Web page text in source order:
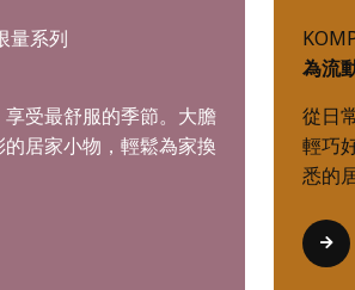
量系列
受最舒服的季節。大膽
居家小物，輕鬆為家換
為流
從日
輕巧
悉的